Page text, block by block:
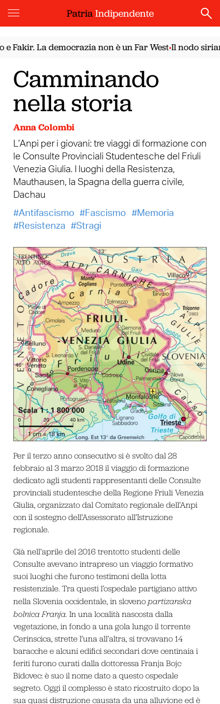
PatriaIndipendente
La democrazia non è un Far West•Il nodo siriano.
Camminando
nella storia
Anna Colombi
L’Anpi per i giovani: tre viaggi di formazione con
le Consulte Provinciali Studentesche del Friuli
Venezia Giulia. I luoghi della Resistenza,
Mauthausen, la Spagna della guerra civile,
Dachau
Antifascismo
Fascismo
Memoria
Resistenza
Stragi
Per il terzo anno consecutivo si è svolto dal 28
febbraio al 3 marzo 2018 il viaggio di formazione
dedicato agli studenti rappresentanti delle Consulte
provinciali studentesche della Regione Friuli Venezia
Giulia, organizzato dal Comitato regionale dell’Anpi
con il sostegno dell’Assessorato all’Istruzione
regionale.
Già nell’aprile del 2016 trentotto studenti delle
Consulte avevano intrapreso un viaggio formativo
suoi luoghi che furono testimoni della lotta
resistenziale. Tra questi l’ospedale partigiano attivo
nella Slovenia occidentale, in slovenopartizanska
bolnica Franja. In una località nascosta dalla
vegetazione, in fondo a una gola lungo il torrente
Cerinscica, strette l’una all’altra, si trovavano 14
baracche e alcuni edifici secondari dove centinaia i
feriti furono curati dalla dottoressa Franja Bojc
Bidovec: è suo il nome dato a questo ospedale
segreto. Oggi il complesso è stato ricostruito dopo la
sua quasi distruzione causata da una alluvione ed è